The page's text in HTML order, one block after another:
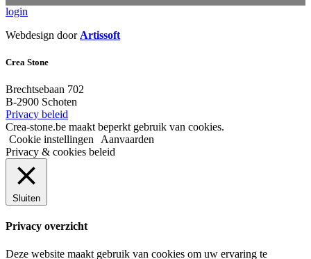
login
Webdesign door Artissoft
Crea Stone
Brechtsebaan 702
B-2900 Schoten
Privacy beleid
Crea-stone.be maakt beperkt gebruik van cookies.
Cookie instellingen
Aanvaarden
Privacy & cookies beleid
Sluiten
Privacy overzicht
Deze website maakt gebruik van cookies om uw ervaring te